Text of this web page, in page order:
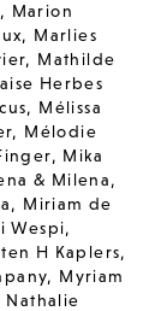
, Marion
, Marlies
, Mathilde
Herbes
, Mélissa
, Mélodie
, Mika
& Milena,
, Miriam de
Wespi,
H Kaplers,
, Myriam
Nathalie